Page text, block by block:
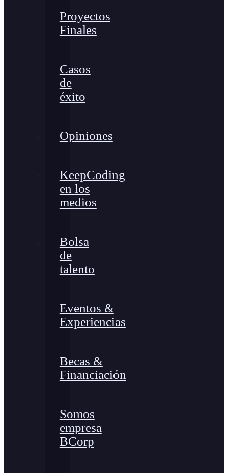
Proyectos
Finales
Casos
de
éxito
Opiniones
KeepCoding
en los
medios
Bolsa
de
talento
Eventos &
Experiencias
Becas &
Financiación
Somos
empresa
BCorp